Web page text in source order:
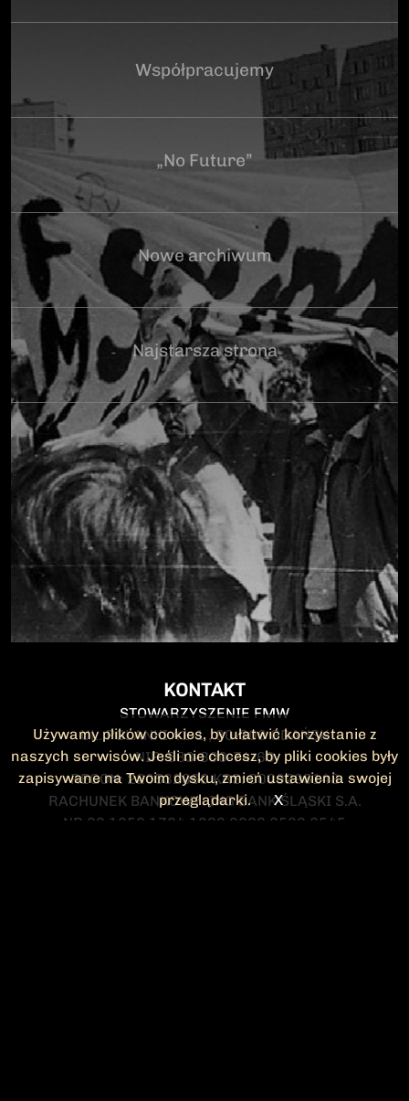
Współpracujemy
„No Future”
Nowe archiwum
Najstarsza strona
KONTAKT
STOWARZYSZENIE FMW
UL. POLANKI 41-1 , 80-308 GDAŃSK
NIP: 583-300-74-60
REGON: 220532063 KRS: 0000295148
RACHUNEK BANKOWY: ING BANK ŚLĄSKI S.A.
NR 90 1050 1764 1000 0023 2582 8545
Używamy plików cookies, by ułatwić korzystanie z
naszych serwisów. Jeśli nie chcesz, by pliki cookies były
zapisywane na Twoim dysku, zmień ustawienia swojej
przeglądarki.
X